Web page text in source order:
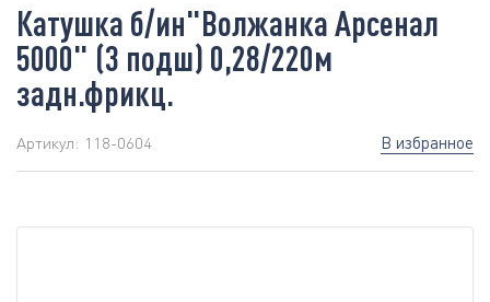
Катушка б/ин"Волжанка Арсенал
5000" (3 подш) 0,28/220м
задн.фрикц.
Артикул: 118-0604 В избранное